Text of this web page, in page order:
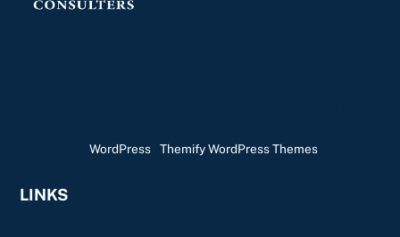
Powered byWordPress •Themify WordPress Themes
LINKS